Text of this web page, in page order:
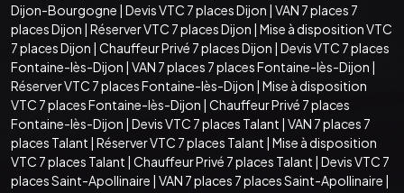
Dijon-Bourgogne | Devis VTC 7 places Dijon | VAN 7 places 7
places Dijon | Réserver VTC 7 places Dijon | Mise à disposition VTC
7 places Dijon | Chauffeur Privé 7 places Dijon | Devis VTC 7 places
Fontaine-lès-Dijon | VAN 7 places 7 places Fontaine-lès-Dijon |
Réserver VTC 7 places Fontaine-lès-Dijon | Mise à disposition
VTC 7 places Fontaine-lès-Dijon | Chauffeur Privé 7 places
Fontaine-lès-Dijon | Devis VTC 7 places Talant | VAN 7 places 7
places Talant | Réserver VTC 7 places Talant | Mise à disposition
VTC 7 places Talant | Chauffeur Privé 7 places Talant | Devis VTC 7
places Saint-Apollinaire | VAN 7 places 7 places Saint-Apollinaire |